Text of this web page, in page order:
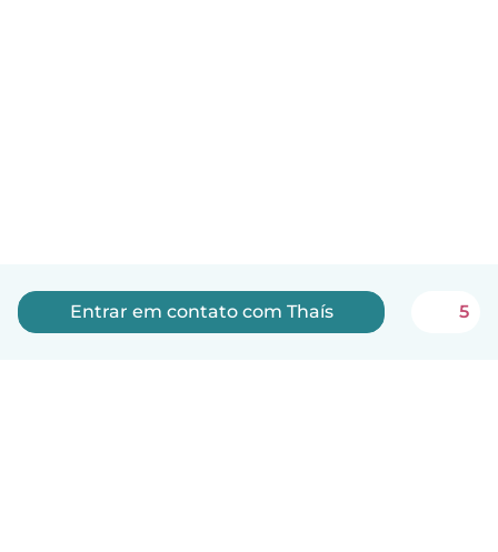
Entrar em contato com Thaís 5